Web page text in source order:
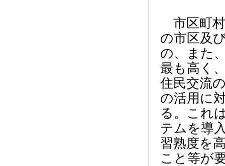
市区町村
の市区及
の、また
最も高く
住民交流
の活用に
る。これ
テムを導
習熟度を
こと等が